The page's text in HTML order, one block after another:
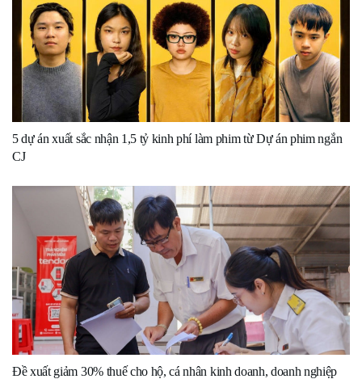
5 dự án xuất sắc nhận 1,5 tỷ kinh phí làm phim từ Dự án phim ngắn
CJ
Đề xuất giảm 30% thuế cho hộ, cá nhân kinh doanh, doanh nghiệp